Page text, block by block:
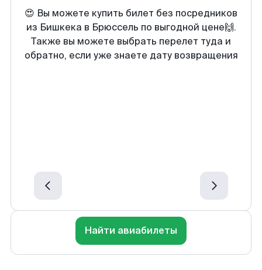
😍 Вы можете купить билет без посредников
из Бишкека в Брюссель по выгодной цене🙌.
Также вы можете выбрать перелет туда и
обратно, если уже знаете дату возвращения
Найти авиабилеты